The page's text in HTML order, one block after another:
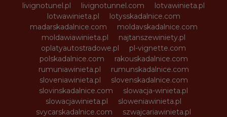
livignotunel.pl
livignotunnel.com
lotvawinieta.pl
lotwawinieta.pl
lotysskadalnice.com
madarskadalnice.com
moldavskadalnice.com
moldawiawinieta.pl
najtanszewiniety.pl
oplatyautostradowe.pl
pl-vignette.com
polskadalnice.com
rakouskadalnice.com
rumuniawinieta.pl
rumunskadalnice.com
sloveniawinieta.pl
slovenskadalnice.com
slovinskadalnice.com
slowacja-winieta.pl
slowacjawinieta.pl
sloweniawinieta.pl
svycarskadalnice.com
szwajcariawinieta.pl